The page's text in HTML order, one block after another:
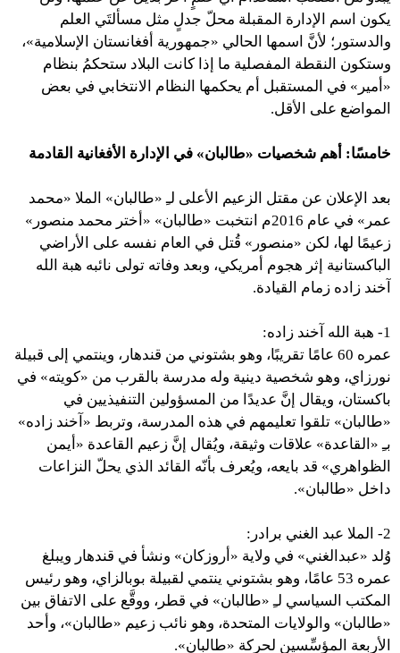
يكون اسم الإدارة المقبلة محلّ جدلٍ مثل مسألتَي العلم
والدستور؛ لأنَّ اسمها الحالي «جمهورية أفغانستان الإسلامية»،
وستكون النقطة المفصلية ما إذا كانت البلاد ستحكمُ بنظام
«أمير» في المستقبل أم يحكمها النظام الانتخابي في بعض
المواضع على الأقل.
خامسًا: أهم شخصيات «طالبان» في الإدارة الأفغانية القادمة
بعد الإعلان عن مقتل الزعيم الأعلى لـِ «طالبان» الملا «محمد
عمر» في عام 2016م انتخبت «طالبان» «أختر محمد منصور»
زعيمًا لها، لكن «منصور» قُتل في العام نفسه على الأراضي
الباكستانية إثر هجوم أمريكي، وبعد وفاته تولى نائبه هبة الله
آخند زاده زمام القيادة.
1- هبة الله آخند زاده:
عمره 60 عامًا تقريبًا، وهو بشتوني من قندهار، وينتمي إلى قبيلة
نورزاي، وهو شخصية دينية وله مدرسة بالقرب من «كويته» في
باكستان، ويقال إنَّ عديدًا من المسؤولين التنفيذيين في
«طالبان» تلقوا تعليمهم في هذه المدرسة، وتربط «آخند زاده»
بـِ «القاعدة» علاقات وثيقة، ويُقال إنَّ زعيم القاعدة «أيمن
الظواهري» قد بايعه، ويُعرف بأنّه القائد الذي يحلّ النزاعات
داخل «طالبان».
2- الملا عبد الغني برادر:
وُلد «عبدالغني» في ولاية «أروزكان» ونشأ في قندهار ويبلغ
عمره 53 عامًا، وهو بشتوني ينتمي لقبيلة بوبالزاي، وهو رئيس
المكتب السياسي لـِ «طالبان» في قطر، ووقَّع على الاتفاق بين
«طالبان» والولايات المتحدة، وهو نائب زعيم «طالبان»، وأحد
الأربعة المؤسِّسين لحركة «طالبان».